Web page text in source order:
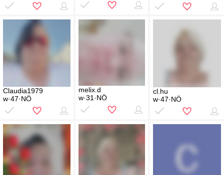
Claudia1979
w·47·NÖ
melix.d
w·31·NÖ
cl.hu
w·47·NÖ